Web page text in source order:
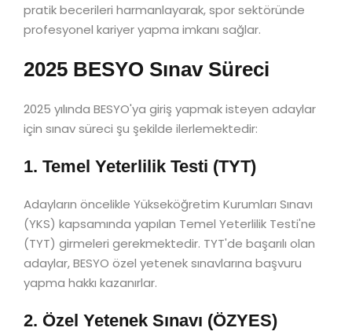
pratik becerileri harmanlayarak, spor sektöründe
profesyonel kariyer yapma imkanı sağlar.
2025 BESYO Sınav Süreci
2025 yılında BESYO'ya giriş yapmak isteyen adaylar
için sınav süreci şu şekilde ilerlemektedir:
1. Temel Yeterlilik Testi (TYT)
Adayların öncelikle Yükseköğretim Kurumları Sınavı
(YKS) kapsamında yapılan Temel Yeterlilik Testi'ne
(TYT) girmeleri gerekmektedir. TYT'de başarılı olan
adaylar, BESYO özel yetenek sınavlarına başvuru
yapma hakkı kazanırlar.
2. Özel Yetenek Sınavı (ÖZYES)